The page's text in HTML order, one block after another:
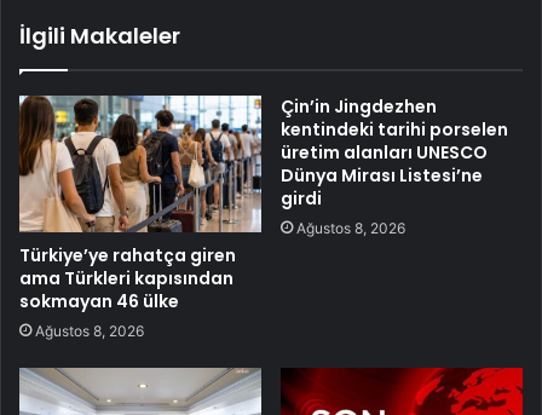
İlgili Makaleler
Türkiye’ye rahatça giren
ama Türkleri kapısından
sokmayan 46 ülke
Ağustos 8, 2026
Çin’in Jingdezhen
kentindeki tarihi porselen
üretim alanları UNESCO
Dünya Mirası Listesi’ne
girdi
Ağustos 8, 2026